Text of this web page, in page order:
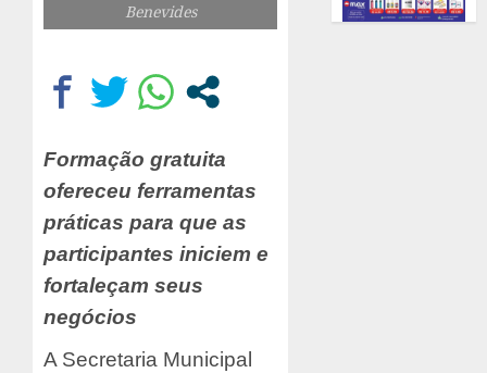
Benevides
Formação gratuita
ofereceu ferramentas
práticas para que as
participantes iniciem e
fortaleçam seus
negócios
A Secretaria Municipal